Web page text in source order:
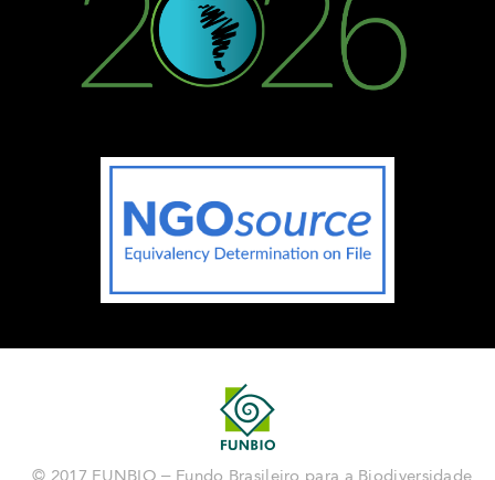
© 2017 FUNBIO – Fundo Brasileiro para a Biodiversidade